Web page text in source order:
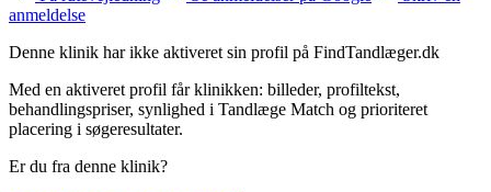
anmeldelse
Denne klinik har ikke aktiveret sin profil på FindTandlæger.dk
Med en aktiveret profil får klinikken: billeder, profiltekst,
behandlingspriser, synlighed i Tandlæge Match og prioriteret
placering i søgeresultater.
Er du fra denne klinik?